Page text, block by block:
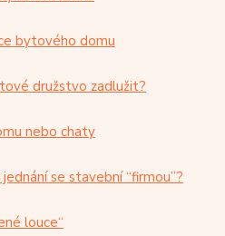
bytového domu
družstvo zadlužit?
nebo chaty
se stavební “firmou”?
louce“